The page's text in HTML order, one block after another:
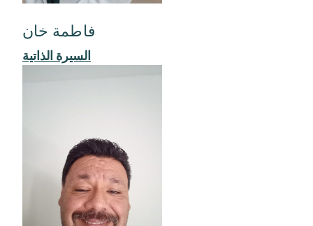
فاطمة خان
السيرة الذاتية